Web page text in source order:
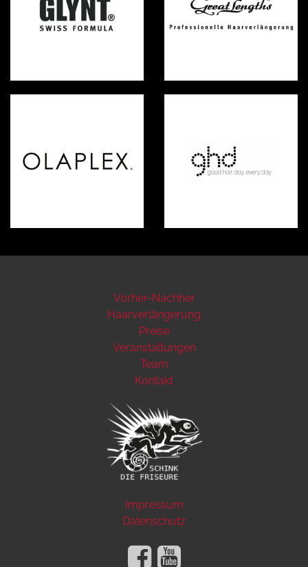
Vorher-Nachher
Haarverlängerung
Preise
Veranstaltungen
Team
Kontakt
Impressum
Datenschutz